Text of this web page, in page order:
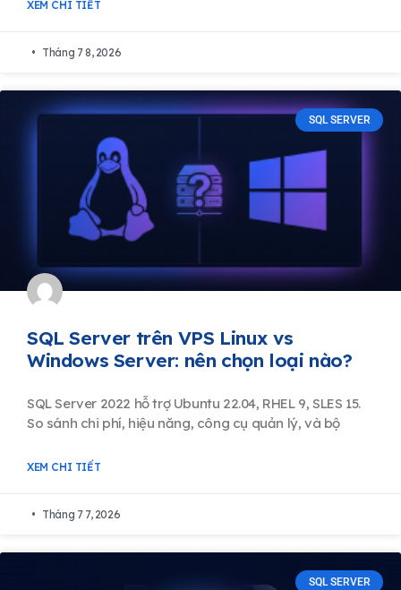
XEM CHI TIẾT
Tháng 7 8, 2026
SQL SERVER
SQL Server trên VPS Linux vs
Windows Server: nên chọn loại nào?
SQL Server 2022 hỗ trợ Ubuntu 22.04, RHEL 9, SLES 15.
So sánh chi phí, hiệu năng, công cụ quản lý, và bộ
XEM CHI TIẾT
Tháng 7 7, 2026
SQL SERVER